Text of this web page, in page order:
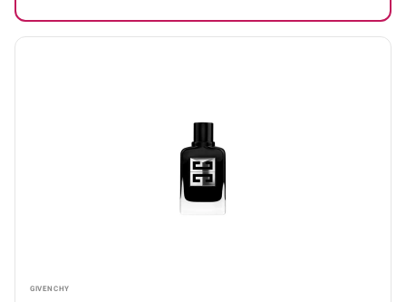
GIVENCHY